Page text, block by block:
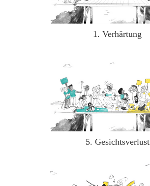
1. Verhärtung
5. Gesichtsverlust